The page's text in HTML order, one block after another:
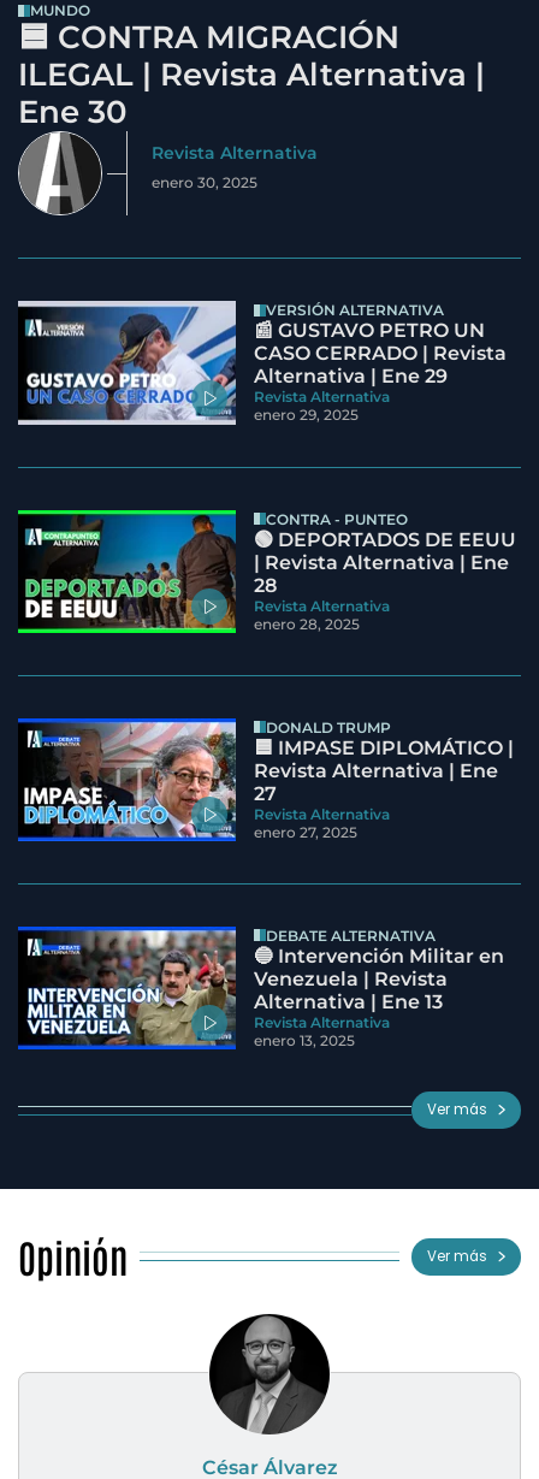
MUNDO
🟦 CONTRA MIGRACIÓN
ILEGAL | Revista Alternativa |
Ene 30
Revista Alternativa
enero 30, 2025
VERSIÓN ALTERNATIVA
📰 GUSTAVO PETRO UN
CASO CERRADO | Revista
Alternativa | Ene 29
Revista Alternativa
enero 29, 2025
CONTRA - PUNTEO
🟢 DEPORTADOS DE EEUU
| Revista Alternativa | Ene
28
Revista Alternativa
enero 28, 2025
DONALD TRUMP
🟦 IMPASE DIPLOMÁTICO |
Revista Alternativa | Ene
27
Revista Alternativa
enero 27, 2025
DEBATE ALTERNATIVA
🔵 Intervención Militar en
Venezuela | Revista
Alternativa | Ene 13
Revista Alternativa
enero 13, 2025
Ver más
Opinión Ver más
César Álvarez